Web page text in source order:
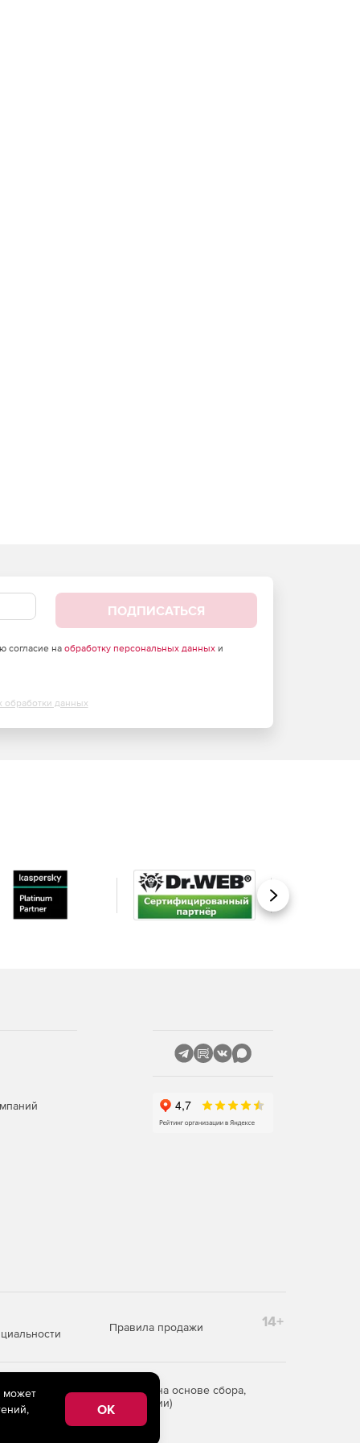
ПОДПИСАТЬСЯ
согласие на обработку персональных данныхи
обработки данных
Вперед
Правила продажи 14+
информации на основе сбора,
Российской Федерации)
может
OK